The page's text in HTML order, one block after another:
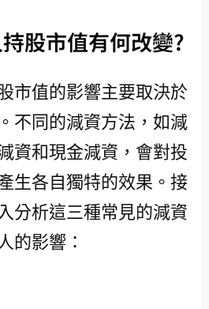
股市值有何改變?
市值的影響主要取決於
不同的減資方法，如減
資和現金減資，會對投
生各自獨特的效果。接
分析這三種常見的減資
的影響：